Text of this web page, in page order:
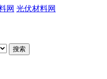
网 光伏材料网
搜索